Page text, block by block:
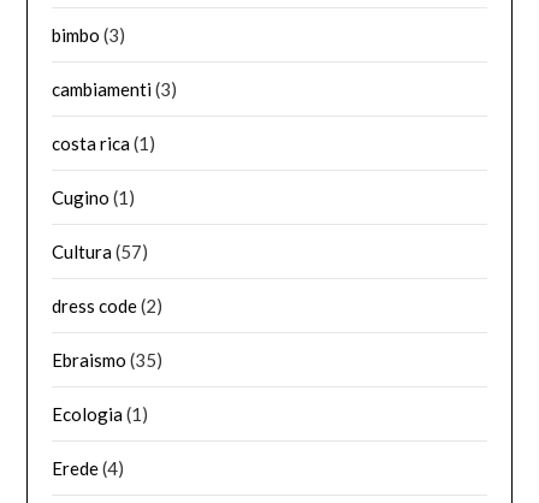
bimbo (3)
cambiamenti(3)
costa rica(1)
Cugino (1)
Cultura(57)
dress code(2)
Ebraismo (35)
Ecologia(1)
Erede(4)